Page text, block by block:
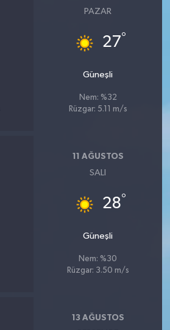
PAZAR
27°
Güneşli
Nem: %32
Rüzgar: 5.11 m/s
11 AĞUSTOS
SALI
28°
Güneşli
Nem: %30
Rüzgar: 3.50 m/s
13 AĞUSTOS